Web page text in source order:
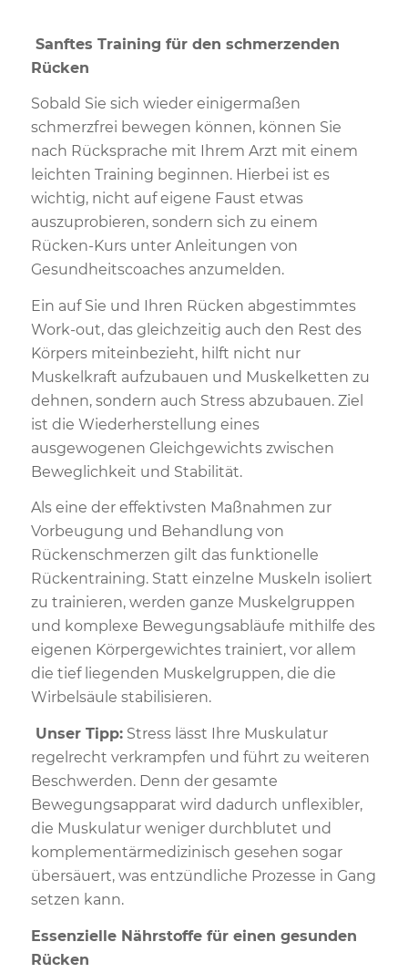
Sanftes Training für den schmerzenden
Rücken
Sobald Sie sich wieder einigermaßen
schmerzfrei bewegen können, können Sie
nach Rücksprache mit Ihrem Arzt mit einem
leichten Training beginnen. Hierbei ist es
wichtig, nicht auf eigene Faust etwas
auszuprobieren, sondern sich zu einem
Rücken-Kurs unter Anleitungen von
Gesundheitscoaches anzumelden.
Ein auf Sie und Ihren Rücken abgestimmtes
Work-out, das gleichzeitig auch den Rest des
Körpers miteinbezieht, hilft nicht nur
Muskelkraft aufzubauen und Muskelketten zu
dehnen, sondern auch Stress abzubauen. Ziel
ist die Wiederherstellung eines
ausgewogenen Gleichgewichts zwischen
Beweglichkeit und Stabilität.
Als eine der effektivsten Maßnahmen zur
Vorbeugung und Behandlung von
Rückenschmerzen gilt das funktionelle
Rückentraining. Statt einzelne Muskeln isoliert
zu trainieren, werden ganze Muskelgruppen
und komplexe Bewegungsabläufe mithilfe des
eigenen Körpergewichtes trainiert, vor allem
die tief liegenden Muskelgruppen, die die
Wirbelsäule stabilisieren.
Unser Tipp:Stress lässt Ihre Muskulatur
regelrecht verkrampfen und führt zu weiteren
Beschwerden. Denn der gesamte
Bewegungsapparat wird dadurch unflexibler,
die Muskulatur weniger durchblutet und
komplementärmedizinisch gesehen sogar
übersäuert, was entzündliche Prozesse in Gang
setzen kann.
Essenzielle Nährstoffe für einen gesunden
Rücken